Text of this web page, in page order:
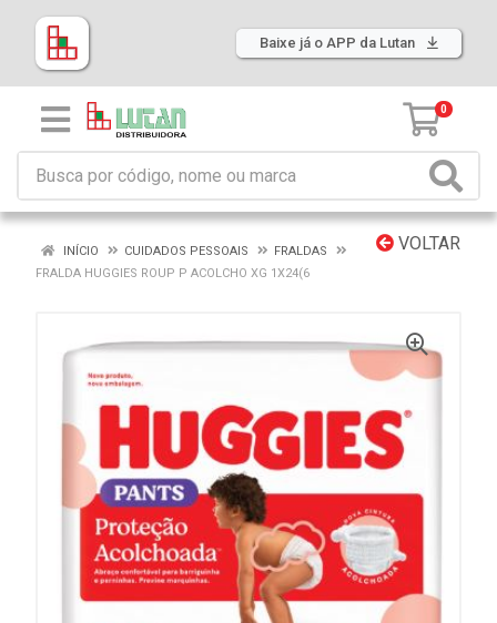
Baixe já o APP da Lutan
0
VOLTAR
INÍCIO CUIDADOS PESSOAIS
FRALDAS
FRALDA HUGGIES ROUP P ACOLCHO XG 1X24(6